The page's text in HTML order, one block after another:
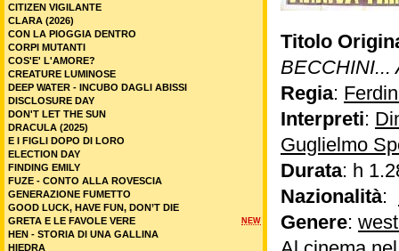
Titolo
BECCHINI...
Regia:
Interpreti:
Guglielmo
Durata: h
Nazionalità:
Genere:
CITIZEN VIGILANTE
CLARA (2026)
CON LA PIOGGIA DENTRO
CORPI MUTANTI
COS'E' L'AMORE?
CREATURE LUMINOSE
DEEP WATER - INCUBO DAGLI ABISSI
DISCLOSURE DAY
DON'T LET THE SUN
DRACULA (2025)
E I FIGLI DOPO DI LORO
ELECTION DAY
FINDING EMILY
FUZE - CONTO ALLA ROVESCIA
GENERAZIONE FUMETTO
GOOD LUCK, HAVE FUN, DON’T DIE
NEW
GRETA E LE FAVOLE VERE
HEN - STORIA DI UNA GALLINA
HIEDRA